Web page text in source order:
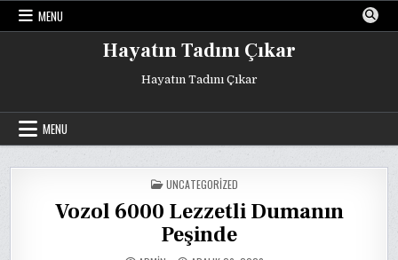
Skip
MENU
Hayatın Tadını Çıkar
Hayatın Tadını Çıkar
MENU
POSTED
IN
UNCATEGORIZED
Vozol 6000 Lezzetli Dumanın
Peşinde